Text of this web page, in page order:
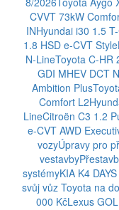
CVVT 73kW
INHyundai i30 1.5
1.8 HSD e-CVT Style
N-LineToyota C-HR
GDI MHEV DCT
Ambition Plus
Comfort L2
LineCitroën C3 1.2
e-CVT AWD
vozyÚpravy pro
vestavby
systémyKIA K4
svůj vůz Toyota na
000 KčLexus